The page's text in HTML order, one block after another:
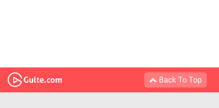
Back To Top